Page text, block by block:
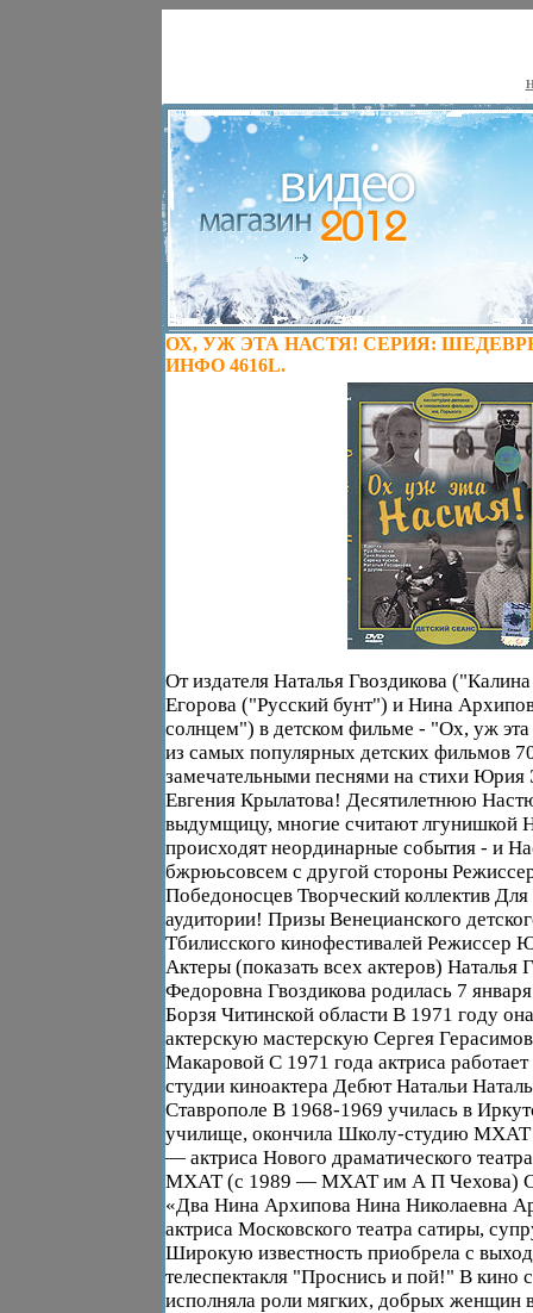
ОХ, УЖ ЭТА НАСТЯ! СЕРИЯ:
ИНФО 4616L.
От издателя Наталья Гвоздикова
Егорова ("Русский бунт") и Нина
солнцем") в детском фильме - "Ох, уж
из самых популярных детских фильмов
замечательными песнями на стихи Юрия
Евгения Крылатова! Десятилетнюю
выдумщицу, многие считают лгунишкой
происходят неординарные события - и
бжрюьсовсем с другой стороны
Победоносцев Творческий коллектив
аудитории! Призы Венецианского
Тбилисского кинофестивалей Режиссер
Актеры (показать всех актеров) Наталья
Федоровна Гвоздикова родилась 7
Борзя Читинской области В 1971 году
актерскую мастерскую Сергея
Макаровой С 1971 года актриса
студии киноактера Дебют Натальи
Ставрополе В 1968-1969 училась в
училище, окончила Школу-студию
— актриса Нового драматического
МХАТ (с 1989 — МХАТ им А П Чехова)
«Два Нина Архипова Нина Николаевна
актриса Московского театра сатиры,
Широкую известность приобрела с
телеспектакля "Проснись и пой!" В кино
исполняла роли мягких, добрых женщин